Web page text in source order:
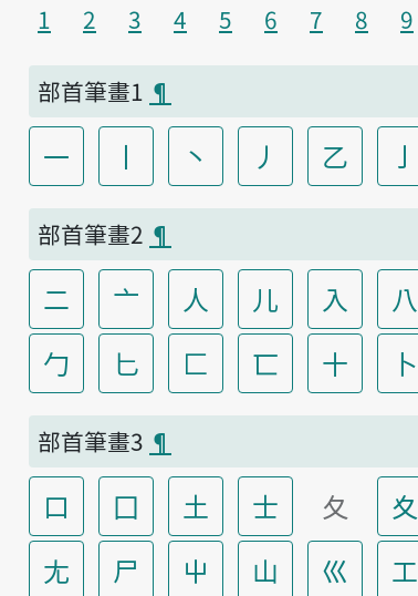
1
2 3 4 5 6 7 8 9
部首筆畫1 ¶
一 丨 丶 丿 乙 亅
部首筆畫2 ¶
二 亠 人 儿 入 八
勹
匕 匚 匸 十 卜
部首筆畫3 ¶
口 囗 土 士 夂 夊
尢
尸 屮 山 巛 工